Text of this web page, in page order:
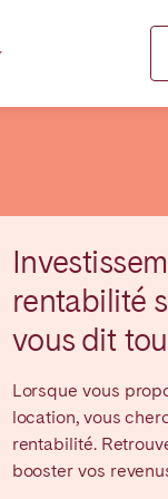
séjourner à
séjourner à Paris
séjourner à
séjourner à
nous
rentabilité
vous dit
Lorsque vous
location, vous
rentabilité.
booster vos